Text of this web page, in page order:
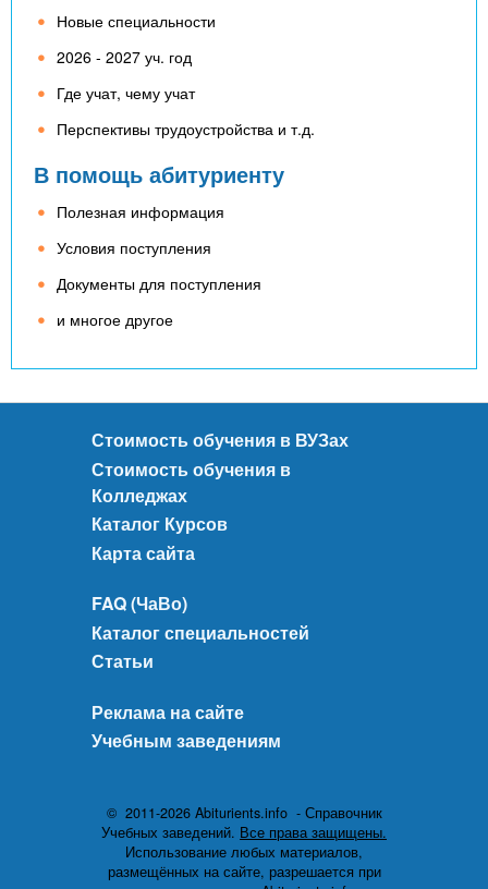
Новые специальности
2026 - 2027 уч. год
Где учат, чему учат
Перспективы трудоустройства и т.д.
В помощь абитуриенту
Полезная информация
Условия поступления
Документы для поступления
и многое другое
Стоимость обучения в ВУЗах
Стоимость обучения в
Колледжах
Каталог Курсов
Карта сайта
FAQ (ЧаВо)
Каталог специальностей
Статьи
Реклама на сайте
Учебным заведениям
© 2011-2026 Abiturients.info - Справочник
Учебных заведений. Все права защищены.
Использование любых материалов,
размещённых на сайте, разрешается при